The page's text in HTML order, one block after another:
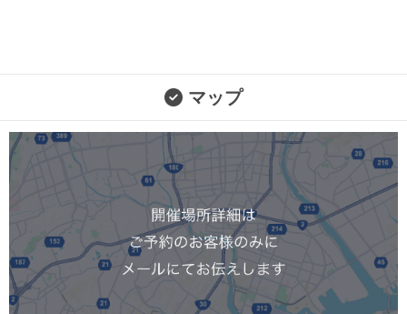
マップ